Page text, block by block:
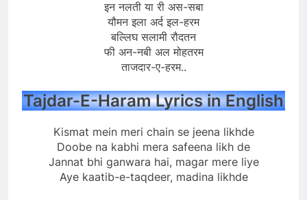
इन नलती या री अस-सबा
यौमन इला अर्द इल-हरम
बल्लिघ सलामी रौदतन
फी अन-नबी अल मोहतरम
ताजदार-ए-हरम..
Tajdar-E-Haram Lyrics in English
Kismat mein meri chain se jeena likhde
Doobe na kabhi mera safeena likh de
Jannat bhi ganwara hai, magar mere liye
Aye kaatib-e-taqdeer, madina likhde